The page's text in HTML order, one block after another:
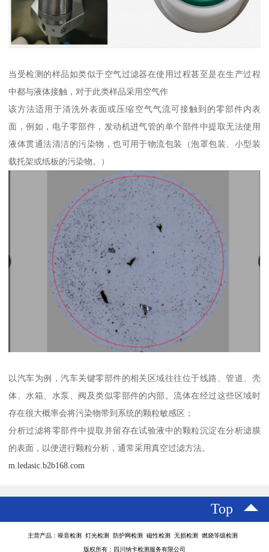
当受检测的样品如类似于空气过滤器在使用过程甚至是在生产过程
中都与液体接触，对于此类样品采用空气作
该方法适用于清洗外表面或压缩空气气流可接触到的零部件内表
面，例如，电子零部件，发动机进气管的单个部件中提取无法使用
液体贯通法清洁的污染物，也可用于物流包装（泡罩包装、小型装
载托架或纸板的污染物。）
以汽车为例，汽车关键零部件的相关区域往往位于线路、管道、壳
体、水箱、水泵、阀及类似零部件的内部。流体在经过这些区域时
存在很大概率会将污染物带到系统的颗粒敏感区；
分析过滤将零部件中提取并留存在试验液中的颗粒沉淀在分析滤膜
的表面，以便进行颗粒分析，通常采用真空过滤方法。
m.ledasic.b2b168.com
Top
主营产品：噪音检测 灯光检测 防护网检测 磁性检测 无损检测 燃烧等级检测
版权所有：四川纳卡检测服务有限公司